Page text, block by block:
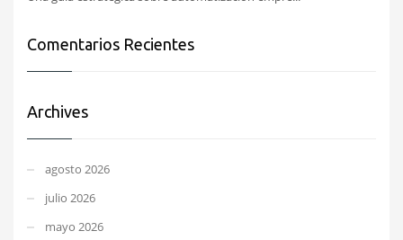
Comentarios Recientes
Archives
agosto 2026
julio 2026
mayo 2026